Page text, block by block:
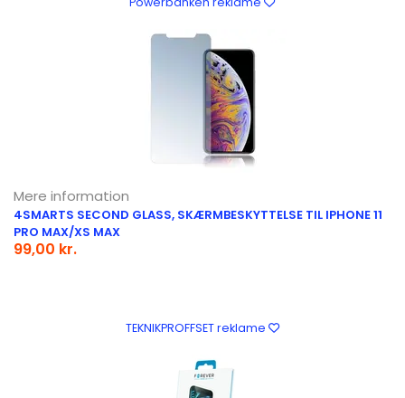
Mere information
4SMARTS SECOND GLASS, SKÆRMBESKYTTELSE TIL IPHONE 11
PRO MAX/XS MAX
99,00 kr.
TEKNIKPROFFSET reklame